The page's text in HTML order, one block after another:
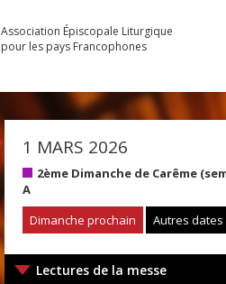
Association Épiscopale Liturgique
pour les pays Francophones
1 MARS 2026
2ème Dimanche de Carême
A
Dimanche prochain
Autres dates
Lectures de la messe